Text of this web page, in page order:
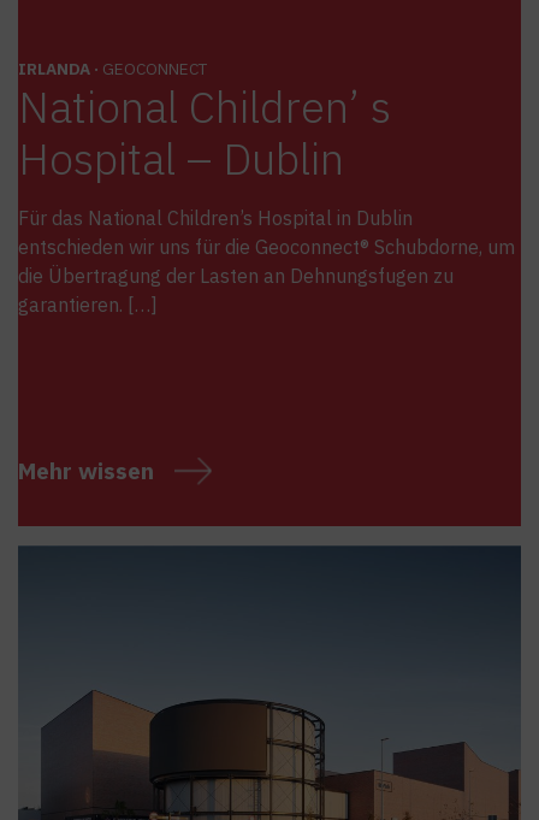
IRLANDA · GEOCONNECT
National Children’ s
Hospital – Dublin
Für das National Children’s Hospital in Dublin
entschieden wir uns für die Geoconnect® Schubdorne, um
die Übertragung der Lasten an Dehnungsfugen zu
garantieren. […]
Mehr wissen